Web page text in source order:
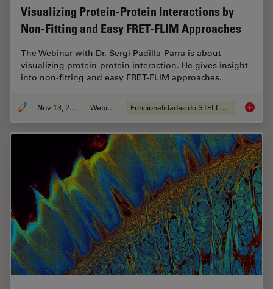
Visualizing Protein-Protein Interactions by
Non-Fitting and Easy FRET-FLIM Approaches
The Webinar with Dr. Sergi Padilla-Parra is about
visualizing protein-protein interaction. He gives insight
into non-fitting and easy FRET-FLIM approaches.
Nov 13, 2022 Webinar Funcionalidades do STELLARIS